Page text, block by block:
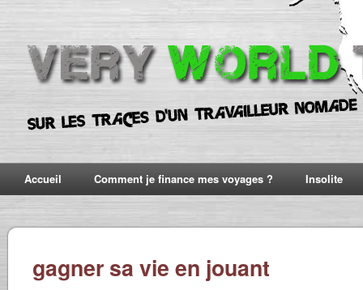
Accueil Comment je finance mes voyages ? Insolite
gagner sa vie en jouant